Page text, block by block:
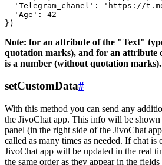
'Telegram_chanel': 'https://
  'Age': 42
Note: for an attribute of the "Text"
quotation marks), and for an
is a number (without quotation marks).
setCustomData#
With this method you can send any
the JivoChat app. This info will be
panel (in the right side of the JivoChat
called as many times as needed. If chat is
JivoChat app will be updated in the real
the same order as they appear in the fields